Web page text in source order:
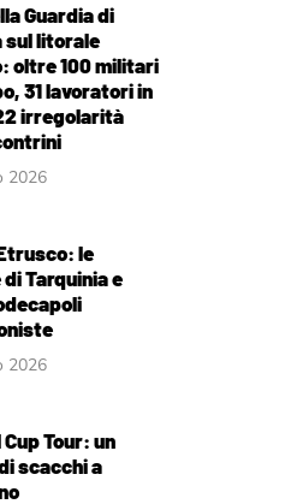
Guardia di
sul litorale
oltre 100 militari
31 lavoratori in
irregolarità
2026
le
Tarquinia e
2026
Tour: un
scacchi a